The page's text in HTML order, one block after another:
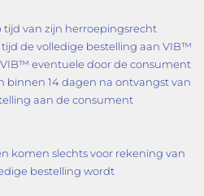
van zijn herroepingsrecht
de volledige bestelling aan VIB™
eventuele door de consument
binnen 14 dagen na ontvangst van
aan de consument
komen slechts voor rekening van
bestelling wordt